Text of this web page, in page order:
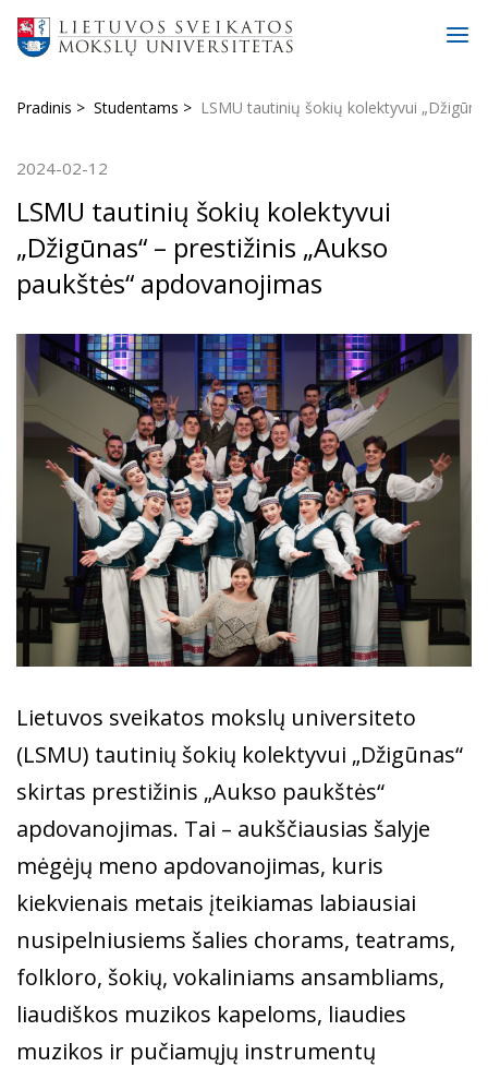
Pradinis Studentams LSMU tautinių šokių kolektyvui
2024-02-12
LSMU tautinių šokių kolektyvui
„Džigūnas“ – prestižinis „Aukso
paukštės“ apdovanojimas
Lietuvos sveikatos mokslų universiteto
(LSMU) tautinių šokių kolektyvui „Džigūnas“
skirtas prestižinis „Aukso paukštės“
apdovanojimas. Tai – aukščiausias šalyje
mėgėjų meno apdovanojimas, kuris
kiekvienais metais įteikiamas labiausiai
nusipelniusiems šalies chorams, teatrams,
folkloro, šokių, vokaliniams ansambliams,
liaudiškos muzikos kapeloms, liaudies
muzikos ir pučiamųjų instrumentų